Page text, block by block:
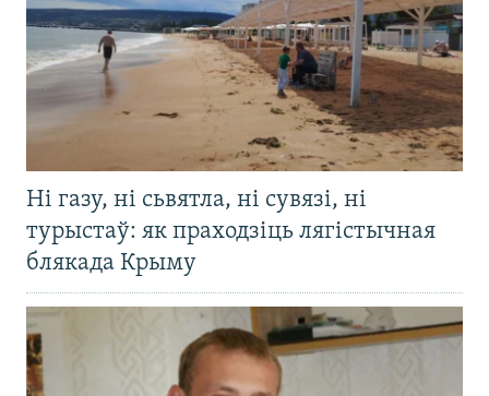
Ні газу, ні сьвятла, ні сувязі, ні
турыстаў: як праходзіць лягістычная
блякада Крыму